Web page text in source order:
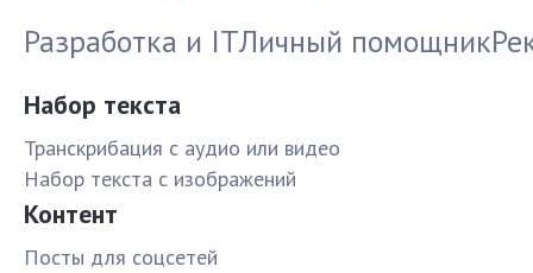
Разработка и ITЛичный помощник
Набор текста
Транскрибация с аудио или видео
Набор текста с изображений
Контент
Посты для соцсетей